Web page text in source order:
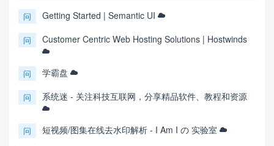
问 Getting Started | Semantic UI
问 Customer Centric Web Hosting Solutions | Hostwinds
问 学霸盘
问 系统迷 - 关注科技互联网，分享精品软件、教程和资源
问 短视频/图集在线去水印解析 - I Am I の 实验室